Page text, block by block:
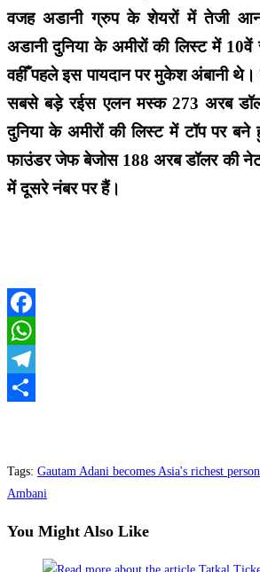
वजह अडानी ग्रुप के शेयरों में तेजी
अडानी दुनिया के अमीरों की लिस्ट में
वहीँ पहले इस पायदान पर मुकेश अंबानी
सबसे बड़े रईस एलन मस्क 273 अरब
दुनिया के अमीरों की लिस्ट में टॉप पर
फाउंडर जेफ बेजोस 188 अरब डॉलर की
में दूसरे नंबर पर हैं।
Facebook
WhatsApp
Telegram
Tags: Gautam Adani becomes Asia's richest person
Ambani
You Might Also Like